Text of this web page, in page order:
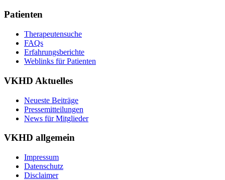
Patienten
Therapeutensuche
FAQs
Erfahrungsberichte
Weblinks für Patienten
VKHD Aktuelles
Neueste Beiträge
Pressemitteilungen
News für Mitglieder
VKHD allgemein
Impressum
Datenschutz
Disclaimer